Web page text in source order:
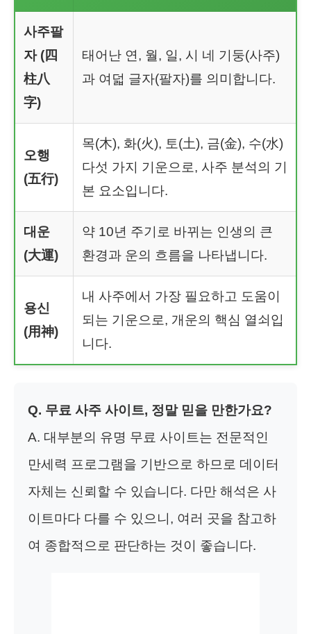
사주팔
자 (四
柱八
字)
태어난 연, 월, 일, 시 네 기둥(사주)
과 여덟 글자(팔자)를 의미합니다.
오행
(五行)
목(木), 화(火), 토(土), 금(金), 수(水)
다섯 가지 기운으로, 사주 분석의 기
본 요소입니다.
대운
(大運)
약 10년 주기로 바뀌는 인생의 큰
환경과 운의 흐름을 나타냅니다.
용신
(用神)
내 사주에서 가장 필요하고 도움이
되는 기운으로, 개운의 핵심 열쇠입
니다.
Q. 무료 사주 사이트, 정말 믿을 만한가요?
A. 대부분의 유명 무료 사이트는 전문적인
만세력 프로그램을 기반으로 하므로 데이터
자체는 신뢰할 수 있습니다. 다만 해석은 사
이트마다 다를 수 있으니, 여러 곳을 참고하
여 종합적으로 판단하는 것이 좋습니다.